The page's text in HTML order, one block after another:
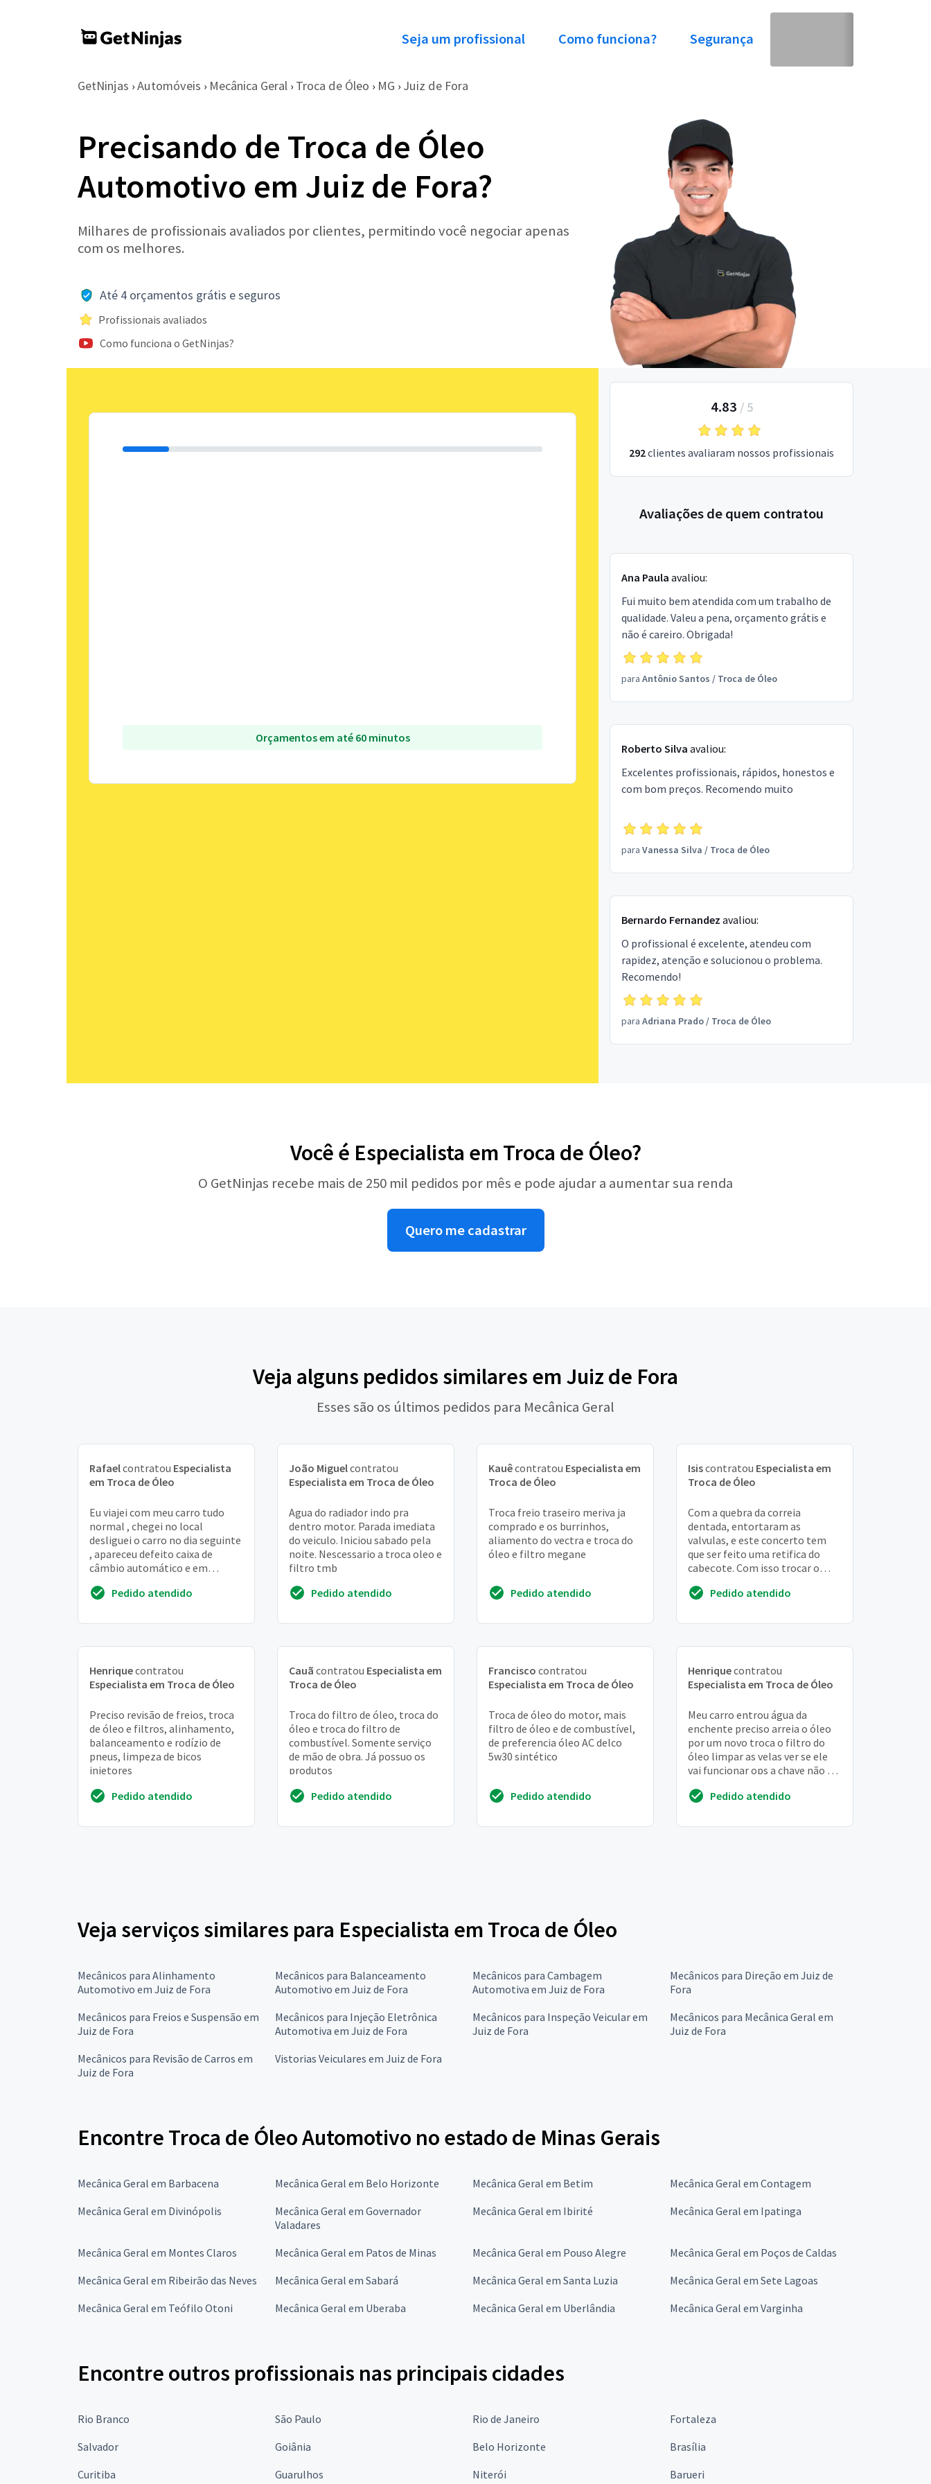
Seja um profissional Como funciona? Segurança
GetNinjas › Automóveis › Mecânica Geral › Troca de Óleo › MG › Juiz de Fora
Precisando de Troca de Óleo
Automotivo em Juiz de Fora?
Milhares de profissionais avaliados por clientes, permitindo você negociar apenas
com os melhores.
Até 4 orçamentos grátis e seguros
Profissionais avaliados
Como funciona o GetNinjas?
Orçamentos em até 60 minutos
4.83 / 5
292clientes avaliaram nossos profissionais
Avaliações de quem contratou
Ana Paula avaliou:
Fui muito bem atendida com um trabalho de
qualidade. Valeu a pena, orçamento grátis e
não é careiro. Obrigada!
para Antônio Santos / Troca de Óleo
Roberto Silva avaliou:
Excelentes profissionais, rápidos, honestos e
com bom preços. Recomendo muito
para Vanessa Silva / Troca de Óleo
Bernardo Fernandez avaliou:
O profissional é excelente, atendeu com
rapidez, atenção e solucionou o problema.
Recomendo!
para Adriana Prado/ Troca de Óleo
Você é Especialista em Troca de Óleo?
O GetNinjas recebe mais de 250 mil pedidos por mês e pode ajudar a aumentar sua renda
Quero me cadastrar
Veja alguns pedidos similares em Juiz de Fora
Esses são os últimos pedidos para Mecânica Geral
Rafaelcontratou Especialista
em Troca de Óleo
Eu viajei com meu carro tudo
normal , chegei no local
desliguei o carro no dia seguinte
, apareceu defeito caixa de
câmbio automático e em
normal mas tô preoc...
Pedido atendido
João Miguelcontratou
Especialista em Troca de Óleo
Agua do radiador indo pra
dentro motor. Parada imediata
do veiculo. Iniciou sabado pela
noite. Nescessario a troca oleo e
filtro tmb
Pedido atendido
Kauêcontratou Especialista em
Troca de Óleo
Troca freio traseiro meriva ja
comprado e os burrinhos,
aliamento do vectra e troca do
óleo e filtro megane
Pedido atendido
Isiscontratou Especialista em
Troca de Óleo
Com a quebra da correia
dentada, entortaram as
valvulas, e este concerto tem
que ser feito uma retifica do
cabeçote. Com isso trocar o
que esta vasando agua
Pedido atendido
Henriquecontratou
Especialista em Troca de Óleo
Preciso revisão de freios, troca
de óleo e filtros, alinhamento,
balanceamento e rodízio de
pneus, limpeza de bicos
injetores
Pedido atendido
Cauã contratou Especialista em
Troca de Óleo
Troca do filtro de óleo, troca do
óleo e troca do filtro de
combustível. Somente serviço
de mão de obra. Já possuo os
produtos
Pedido atendido
Francisco contratou
Especialista em Troca de Óleo
Troca de óleo do motor, mais
filtro de óleo e de combustível,
de preferencia óleo AC delco
5w30 sintético
Pedido atendido
Henriquecontratou
Especialista em Troca de Óleo
Meu carro entrou água da
enchente preciso arreia o óleo
por um novo troca o filtro do
óleo limpar as velas ver se ele
vai funcionar ops a chave não foi
aproveitar o...
Pedido atendido
Veja serviços similares para Especialista em Troca de Óleo
Mecânicos para Alinhamento
Automotivo em Juiz de Fora
Mecânicos para Balanceamento
Automotivo em Juiz de Fora
Mecânicos para Cambagem
Automotiva em Juiz de Fora
Mecânicos para Direção em Juiz de
Fora
Mecânicos para Freios e Suspensão em
Juiz de Fora
Mecânicos para Injeção Eletrônica
Automotiva em Juiz de Fora
Mecânicos para Inspeção Veicular em
Juiz de Fora
Mecânicos para Mecânica Geral em
Juiz de Fora
Mecânicos para Revisão de Carros em
Juiz de Fora
Vistorias Veiculares em Juiz de Fora
Encontre Troca de Óleo Automotivo no estado de Minas Gerais
Mecânica Geral em Barbacena Mecânica Geral em Belo Horizonte Mecânica Geral em Betim
Mecânica Geral em Contagem
Mecânica Geral em Divinópolis
Mecânica Geral em Governador
Valadares
Mecânica Geral em Ibirité Mecânica Geral em Ipatinga
Mecânica Geral em Montes Claros Mecânica Geral em Patos de Minas Mecânica Geral em Pouso Alegre
Mecânica Geral em Poços de Caldas
Mecânica Geral em Ribeirão das Neves
Mecânica Geral em Sabará Mecânica Geral em Santa Luzia
Mecânica Geral em Sete Lagoas
Mecânica Geral em Teófilo Otoni
Mecânica Geral em Uberaba Mecânica Geral em Uberlândia Mecânica Geral em Varginha
Encontre outros profissionais nas principais cidades
Rio Branco São Paulo Rio de Janeiro
Fortaleza
Salvador
Goiânia Belo Horizonte
Brasília
Curitiba
Guarulhos Niterói Barueri